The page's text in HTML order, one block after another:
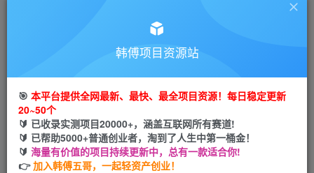
会员专属资源
您暂无购买权限，请先开通会员
开通会员
韩傅项目资源站
🎯 本平台提供全网最新、最快、最全项目资源！每日稳定更新
20~50个
🔰 已收录实测项目20000+，涵盖互联网所有赛道!
🔰 已帮助5000+普通创业者，淘到了人生中第一桶金！
🔰 海量有价值的项目持续更新中，总有一款适合你!
👉加入韩傅五哥，一起轻资产创业！